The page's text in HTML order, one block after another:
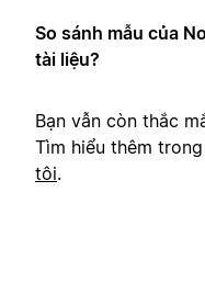
So sánh mẫu của
tài liệu?
Bạn vẫn còn thắc
Tìm hiểu thêm trong
tôi.